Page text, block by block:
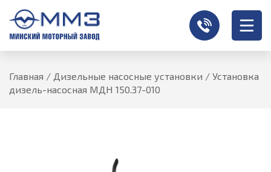
Главная / Дизельные насосные установки / Установка
дизель-насосная МДН 150.37-010